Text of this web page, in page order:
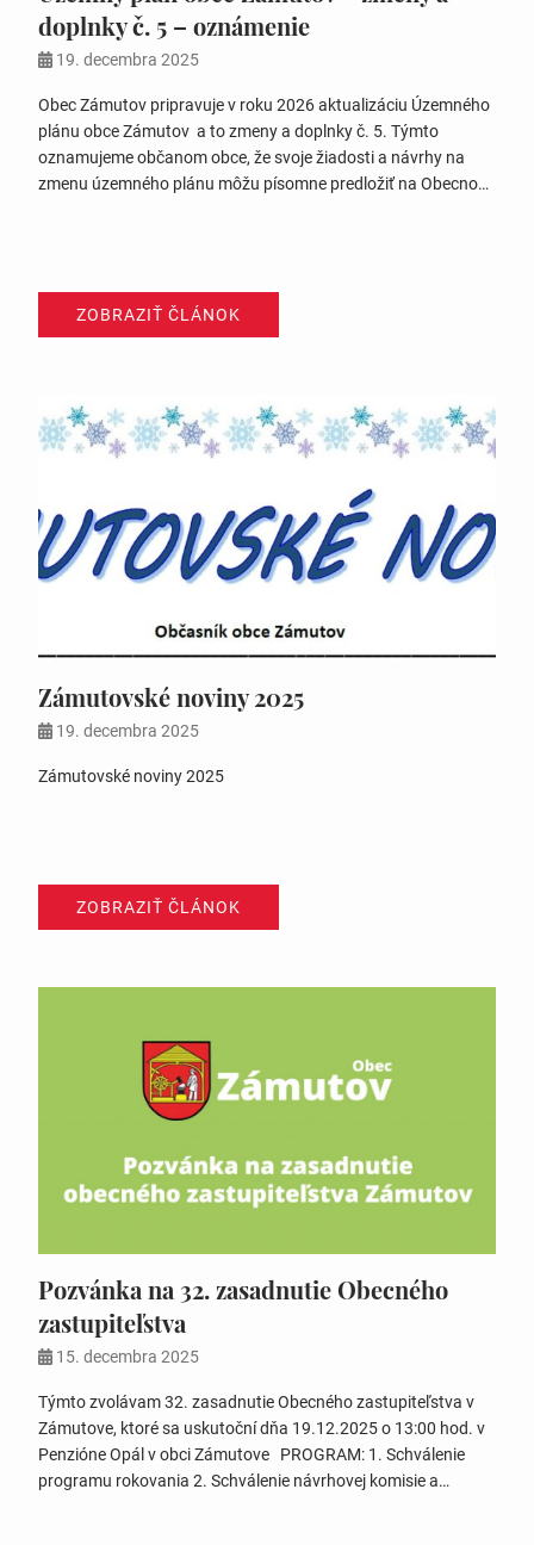
doplnky č. 5 – oznámenie
19. decembra 2025
Obec Zámutov pripravuje v roku 2026 aktualizáciu Územného
plánu obce Zámutov a to zmeny a doplnky č. 5. Týmto
oznamujeme občanom obce, že svoje žiadosti a návrhy na
zmenu územného plánu môžu písomne predložiť na Obecnom
ZOBRAZIŤ ČLÁNOK
Zámutovské noviny 2025
19. decembra 2025
Zámutovské noviny 2025
ZOBRAZIŤ ČLÁNOK
Pozvánka na 32. zasadnutie Obecného
zastupiteľstva
15. decembra 2025
Týmto zvolávam 32. zasadnutie Obecného zastupiteľstva v
Zámutove, ktoré sa uskutoční dňa 19.12.2025 o 13:00 hod. v
Penzióne Opál v obci Zámutove PROGRAM: 1. Schválenie
programu rokovania 2. Schválenie návrhovej komisie a